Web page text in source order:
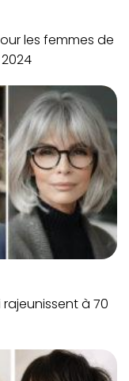
les femmes de
à 70